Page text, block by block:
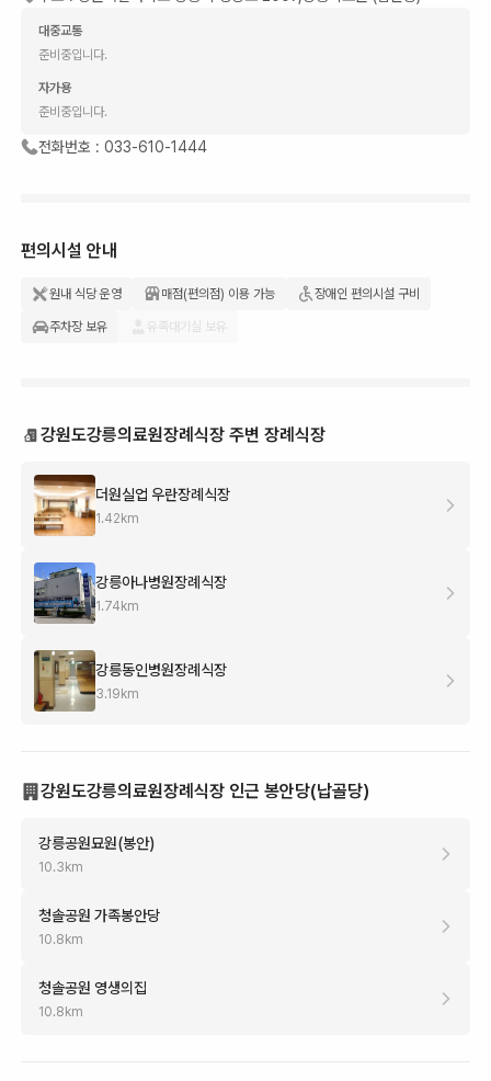
대중교통
준비중입니다.
자가용
준비중입니다.
전화번호 : 033-610-1444
편의시설 안내
원내 식당 운영 매점(편의점) 이용 가능 장애인 편의시설 구비
주차장 보유 유족대기실 보유
강원도강릉의료원장례식장 주변 장례식장
더원실업 우란장례식장
1.42 km
강릉아나병원장례식장
1.74 km
강릉동인병원장례식장
3.19 km
강원도강릉의료원장례식장 인근 봉안당(납골당)
강릉공원묘원(봉안)
10.3 km
청솔공원 가족봉안당
10.8 km
청솔공원 영생의집
10.8 km